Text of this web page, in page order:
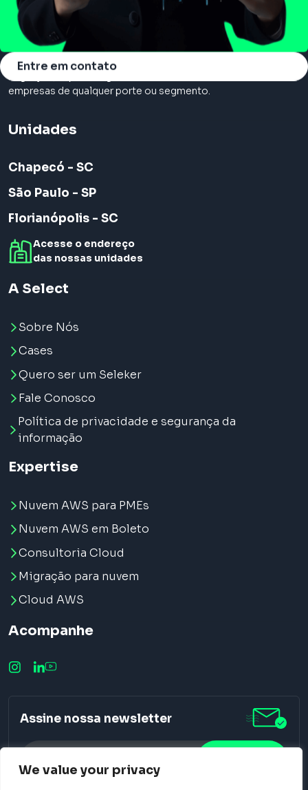
We value your privacy
Entre em contato
Somos a principal consultoria em cloud, com serviços de
migração, suporte e gerenciamento na nuvem. Atendemos
empresas de qualquer porte ou segmento.
Unidades
Chapecó - SC
São Paulo - SP
Florianópolis - SC
Acesse o endereço
das nossas unidades
A Select
Sobre Nós
Cases
Quero ser um Seleker
Fale Conosco
Política de privacidade e segurança da
informação
Expertise
Nuvem AWS para PMEs
Nuvem AWS em Boleto
Consultoria Cloud
Migração para nuvem
Cloud AWS
Acompanhe
Assine nossa newsletter